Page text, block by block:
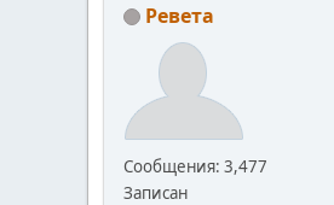
Ревета
Сообщения: 3,477
Записан